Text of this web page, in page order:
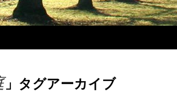
」タグアーカイブ